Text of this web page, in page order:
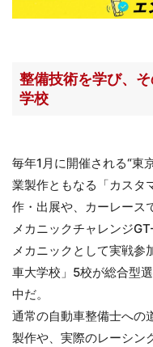
整備技術を学び、
学校
毎年1月に開催される“東
業製作ともなる「カスタ
作・出展や、カーレース
メカニックチャレンジ
メカニックとして実戦参
車大学校」5校が総合型
中だ。
通常の自動車整備士への
製作や、実際のレーシン